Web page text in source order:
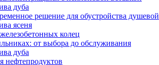
дуба
решение для обустройства душевой
ясеня
колец
от выбора до обслуживания
дуба
нефтепродуктов